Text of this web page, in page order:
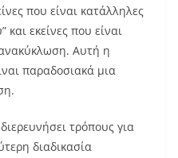
που είναι κατάλληλες
εκείνες που είναι
Αυτή η
παραδοσιακά μια
τρόπους για
διαδικασία